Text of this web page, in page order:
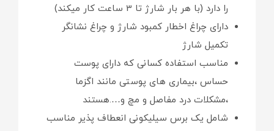
را دارد (با هر بار شارژ تا 3 ساعت کار میکند)
دارای چراغ اخطار کمبود شارژ و چراغ نشانگر
تکمیل شارژ
مناسب استفاده کسانی که دارای پوست
حساس ،بیماری های پوستی مانند اگزما
،مشکلات درد مفاصل و مچ و….هستند
شامل یک برس سیلیکونی انعطاف ‌پذیر مناسب